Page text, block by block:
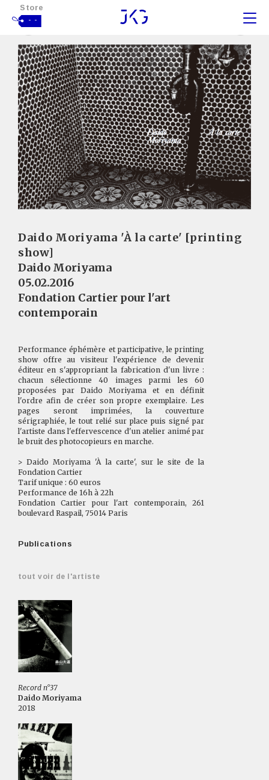
Store
- -
Daido Moriyama 'À la carte' [printing
show]
Daido Moriyama
05.02.2016
Fondation Cartier pour l'art
contemporain
Performance éphémère et participative, le printing
show offre au visiteur l'expérience de devenir
éditeur en s'appropriant la fabrication d'un livre :
chacun sélectionne 40 images parmi les 60
proposées par Daido Moriyama et en définit
l'ordre afin de créer son propre exemplaire. Les
pages seront imprimées, la couverture
sérigraphiée, le tout relié sur place puis signé par
l'artiste dans l'effervescence d'un atelier animé par
le bruit des photocopieurs en marche.
> Daido Moriyama 'À la carte', sur le site de la
Fondation Cartier
Tarif unique : 60 euros
Performance de 16h à 22h
Fondation Cartier pour l'art contemporain, 261
boulevard Raspail, 75014 Paris
Publications
tout voir de l'artiste
Record n°37
Daido Moriyama
2018